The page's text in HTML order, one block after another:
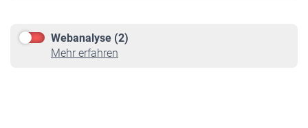
Webanalyse (2)
Mehr erfahren
Online-Rechner
VBLnewsletter